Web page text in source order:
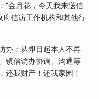
“金月花，今天我来送信
府信访工作机构和其他行
办：从即日起本人不再
镇信访办协调、沟通等
还我财产！还我家园！